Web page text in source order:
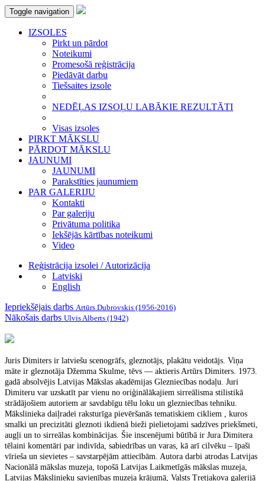
Toggle navigation
IZSOLES
Pirkt un pārdot
Noteikumi
Promesošā reģistrācija
Piedāvāt darbu
Tiešsaites izsole
NEDĒĻAS IZSOĻU LABĀKIE REZULTĀTI
Visas izsoles
PIRKT MĀKSLU
PĀRDOT MĀKSLU
JAUNUMI
JAUNUMI
Parakstīties jaunumiem
PAR GALERIJU
Kontakti
Par galeriju
Privātuma politika
Iekšējās kārtības noteikumi
Video
Reģistrācija izsolei / Autorizācija
Latviski
English
Iepriekšējais darbs Artūrs Dubrovskis (1956-2016)
Nākošais darbs Ulvis Alberts (1942)
Juris Dimiters ir latviešu scenogrāfs, gleznotājs, plakātu veidotājs. Viņa
māte ir gleznotāja Džemma Skulme, tēvs — aktieris Artūrs Dimiters. 1973.
gadā absolvējis Latvijas Mākslas akadēmijas Glezniecības nodaļu. Juri
Dimiteru var uzskatīt par vienu no oriģinālākajiem sirreālisma stilistikā
strādājošiem autoriem ar savdabīgu tēlu loku un glezniecības tehniku.
Mākslinieka daiļradei raksturīga pievēršanās tematiskiem cikliem , kuros
smalki un precizitāti gleznoti ikdienā bieži pielietojami sadzīves priekšmeti,
augļi un to sirreālas kombinācijas. Šie inscenējumi būtībā ir Jura Dimitera
tēlaini komentāri par indivīda, sabiedrības un varas, kā arī cilvēku – īpaši
vīrieša un sievietes – savstarpējām attiecībām. Autora darbi atrodas Latvijas
Nacionālā mākslas muzeja, topošā Latvijas Laikmetīgās mākslas muzeja,
Latvijas Mākslinieku savienības muzeja krājumā, Valsts Tretjakova galerijā